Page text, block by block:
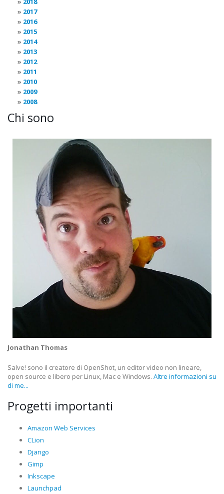
2017
2016
2015
2014
2013
2012
2011
2010
2009
2008
Chi sono
Jonathan Thomas
Salve! sono il creatore di OpenShot, un editor video non lineare,
open source e libero per Linux, Mac e Windows. Altre informazioni su
di me...
Progetti importanti
Amazon Web Services
CLion
Django
Gimp
Inkscape
Launchpad